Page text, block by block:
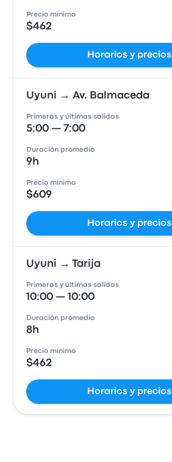
Precio mínimo
$462
Horarios y precios
Uyuni → Av. Balmaceda
Primeras y últimas salidas
5:00 — 7:00
Duración promedio
9h
Precio mínimo
$609
Horarios y precios
Uyuni → Tarija
Primeras y últimas salidas
10:00 — 10:00
Duración promedio
8h
Precio mínimo
$462
Horarios y precios